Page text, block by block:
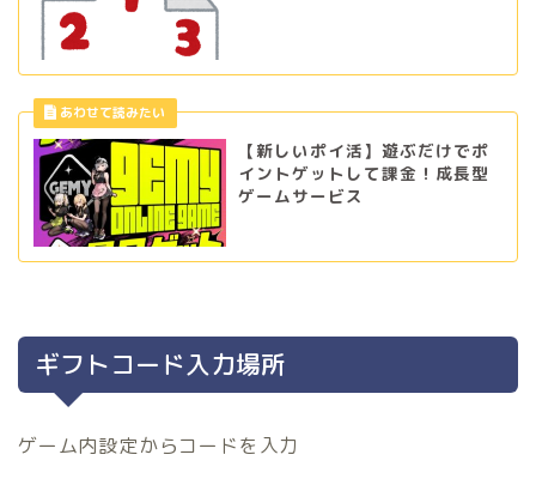
【新しいポイ活】遊ぶだけでポ
イントゲットして課金！成長型
ゲームサービス
ギフトコード入力場所
ゲーム内設定からコードを入力